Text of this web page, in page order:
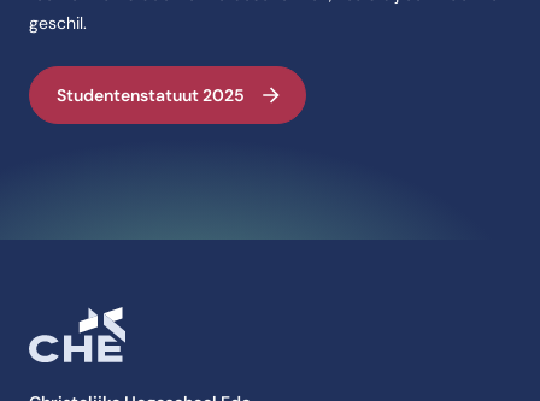
geschil.
Studentenstatuut 2025